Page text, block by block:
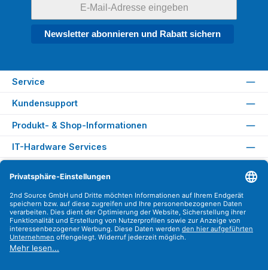
Newsletter abonnieren und Rabatt sichern
Service
Kundensupport
Produkt- & Shop-Informationen
IT-Hardware Services
Versandarten
Zahlungsarten
Sicher Einkaufen
Find us on